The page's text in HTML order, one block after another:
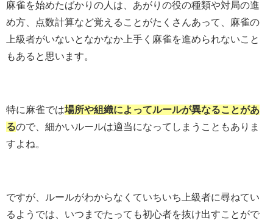
麻雀を始めたばかりの人は、あがりの役の種類や対局の進
め方、点数計算など覚えることがたくさんあって、麻雀の
上級者がいないとなかなか上手く麻雀を進められないこと
もあると思います。
特に麻雀では場所や組織によってルールが異なることがあ
るので、細かいルールは適当になってしまうこともありま
すよね。
ですが、ルールがわからなくていちいち上級者に尋ねてい
るようでは、いつまでたっても初心者を抜け出すことがで